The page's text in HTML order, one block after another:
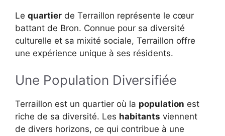
Le quartier de Terraillon représente le cœur
battant de Bron. Connue pour sa diversité
culturelle et sa mixité sociale, Terraillon offre
une expérience unique à ses résidents.
Une Population Diversifiée
Terraillon est un quartier où la population est
riche de sa diversité. Les habitants viennent
de divers horizons, ce qui contribue à une